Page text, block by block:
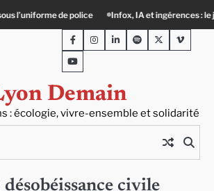
Infox, IA et ingérences : le journalisme peut-il
Demain
: écologie, vivre-ensemble et solidarité
FacebookInstagram
LinkedInSpotifyTwitterViméo
Youtube
désobéissance civile